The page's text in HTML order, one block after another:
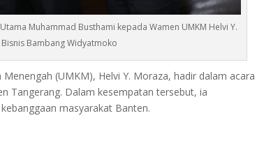
Muhammad Busthami kepada Wamen UMKM Helvi Y.
Bambang Widyatmoko
(UMKM), Helvi Y. Moraza, hadir dalam acara
Tangerang. Dalam kesempatan tersebut, ia
masyarakat Banten.